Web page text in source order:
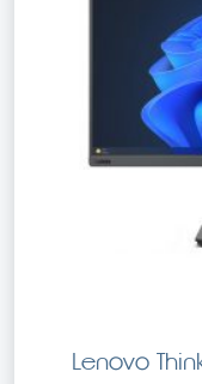
Lenovo